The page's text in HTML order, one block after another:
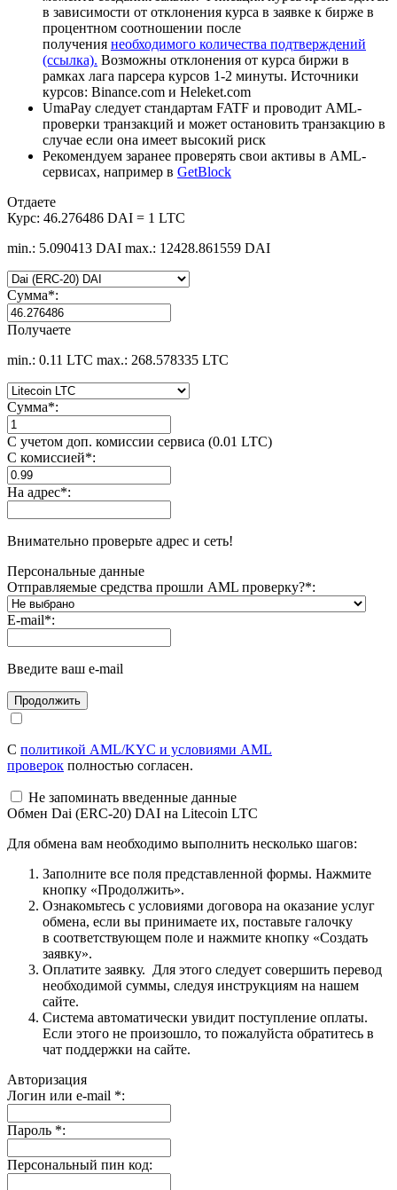
в зависимости от отклонения курса в заявке к бирже в
процентном соотношении после
получения необходимого количества подтверждений
(ссылка). Возможны отклонения от курса биржи в
рамках лага парсера курсов 1-2 минуты. Источники
курсов: Binance.com и Heleket.com
UmaPay следует стандартам FATF и проводит AML-
проверки транзакций и может остановить транзакцию в
случае если она имеет высокий риск
Рекомендуем заранее проверять свои активы в AML-
сервисах, например в GetBlock
Отдаете
Курс: 46.276486 DAI = 1 LTC
min.: 5.090413 DAI max.: 12428.861559 DAI
Сумма*:
Получаете
min.: 0.11 LTC max.: 268.578335 LTC
Сумма*:
С учетом доп. комиссии сервиса (0.01 LTC)
С комиссией*:
На адрес*:
Внимательно проверьте адрес и сеть!
Персональные данные
Отправляемые средства прошли AML проверку?*:
E-mail*:
Введите ваш e-mail
С политикой AML/KYC и условиями AML
проверок полностью согласен.
Не запоминать введенные данные
Обмен Dai (ERC-20) DAI на Litecoin LTC
Для обмена вам необходимо выполнить несколько шагов:
Заполните все поля представленной формы. Нажмите
кнопку «Продолжить».
Ознакомьтесь с условиями договора на оказание услуг
обмена, если вы принимаете их, поставьте галочку
в соответствующем поле и нажмите кнопку «Создать
заявку».
Оплатите заявку. Для этого следует совершить перевод
необходимой суммы, следуя инструкциям на нашем
сайте.
Система автоматически увидит поступление оплаты.
Если этого не произошло, то пожалуйста обратитесь в
чат поддержки на сайте.
Авторизация
Логин или e-mail *:
Пароль *:
Персональный пин код: